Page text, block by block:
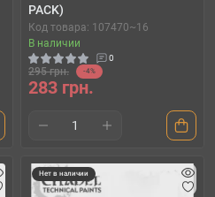
PACK)
Код товара: 107470~16
В наличии
0
295 грн. -4%
283 грн.
Нет в наличии